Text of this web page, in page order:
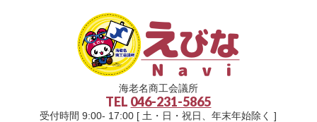
海老名商工会議所
TEL 046-231-5865
受付時間 9:00- 17:00 [ 土・日・祝日、年末年始除く ]